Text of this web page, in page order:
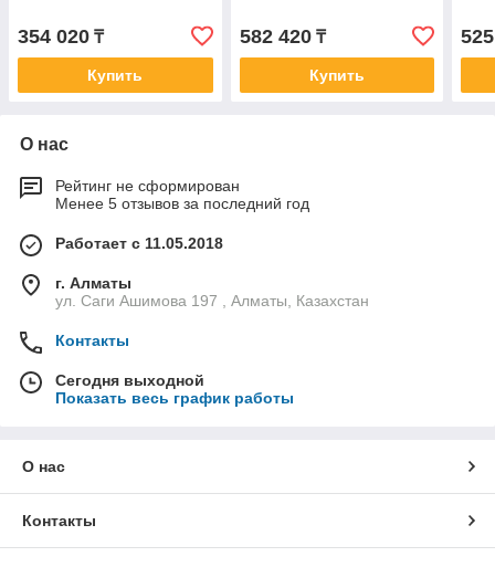
354 020 ₸
Купить
582 420₸
Купить
О нас
Рейтинг не сформирован
Менее 5 отзывов за последний год
Работает с 11.05.2018
г. Алматы
ул. Саги Ашимова 197 , Алматы, Казахстан
Контакты
Сегодня выходной
Показать весь график работы
О нас
Контакты